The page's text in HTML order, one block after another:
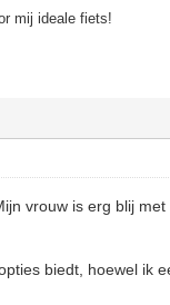
mij ideale fiets!
vrouw is erg blij
biedt, hoewel ik